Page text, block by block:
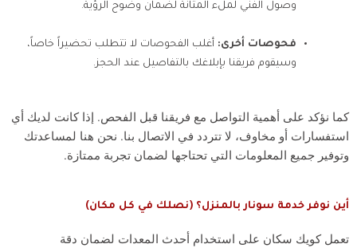
وصول الفني لملء المثانة لضمان وضوح الرؤية.
فحوصات أخرى: أغلب الفحوصات لا تتطلب تحضيراً خاصاً،
وسيقوم فريقنا بإبلاغك بالتفاصيل عند الحجز.
كما نؤكد على أهمية التواصل مع فريقنا قبل الفحص. إذا كانت لديك أي
استفسارات أو مخاوف، لا تتردد في الاتصال بنا. نحن هنا لمساعدتك
وتوفير جميع المعلومات التي تحتاجها لضمان تجربة ممتازة.
أين نوفر خدمة سونار بالمنزل؟ (نصلك في كل مكان)
تعمل كويك سكان على استخدام أحدث المعدات لضمان دقة